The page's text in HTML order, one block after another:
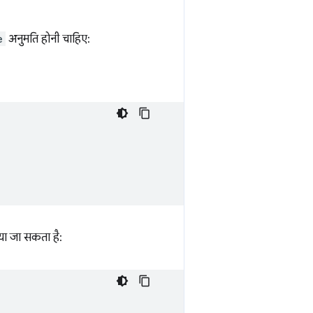
अनुमति होनी चाहिए:
जा सकता है: